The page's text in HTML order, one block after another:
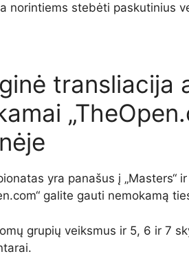
norintiems stebėti paskutinius
transliacija
yra panašus į „Masters“ ir
galite gauti nemokamą
grupių veiksmus ir 5, 6 ir 7